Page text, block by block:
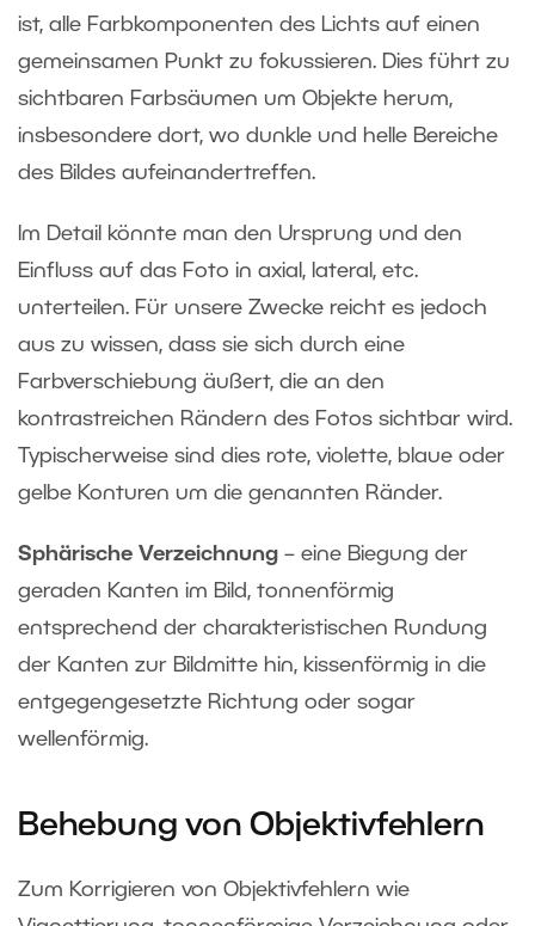
ist, alle Farbkomponenten des Lichts auf einen
gemeinsamen Punkt zu fokussieren. Dies führt zu
sichtbaren Farbsäumen um Objekte herum,
insbesondere dort, wo dunkle und helle Bereiche
des Bildes aufeinandertreffen.
Im Detail könnte man den Ursprung und den
Einfluss auf das Foto in axial, lateral, etc.
unterteilen. Für unsere Zwecke reicht es jedoch
aus zu wissen, dass sie sich durch eine
Farbverschiebung äußert, die an den
kontrastreichen Rändern des Fotos sichtbar wird.
Typischerweise sind dies rote, violette, blaue oder
gelbe Konturen um die genannten Ränder.
Sphärische Verzeichnung – eine Biegung der
geraden Kanten im Bild, tonnenförmig
entsprechend der charakteristischen Rundung
der Kanten zur Bildmitte hin, kissenförmig in die
entgegengesetzte Richtung oder sogar
wellenförmig.
Behebung von Objektivfehlern
Zum Korrigieren von Objektivfehlern wie